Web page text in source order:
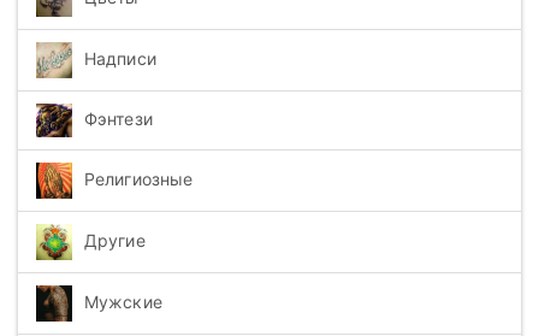
Надписи
Фэнтези
Религиозные
Другие
Мужские